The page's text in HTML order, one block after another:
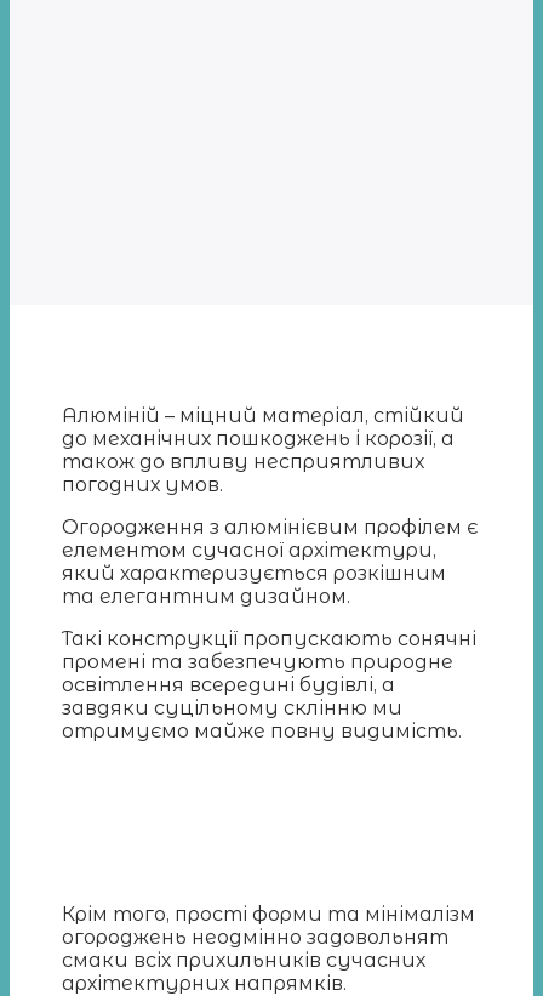
Алюміній – міцний матеріал, стійкий
до механічних пошкоджень і корозії, а
також до впливу несприятливих
погодних умов.
Огородження з алюмінієвим профілем є
елементом сучасної архітектури,
який характеризується розкішним
та елегантним дизайном.
Такі конструкції пропускають сонячні
промені та забезпечують природне
освітлення всередині будівлі, а
завдяки суцільному склінню ми
отримуємо майже повну видимість.
Крім того, прості форми та мінімалізм
огороджень неодмінно задовольнят
смаки всіх прихильників сучасних
архітектурних напрямків.